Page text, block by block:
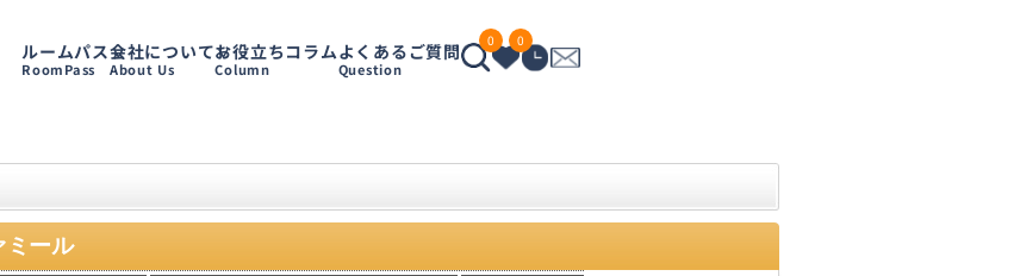
ルームパス
RoomPass
会社について
About Us
お役立ちコラム
Column
よくあるご質問
Question
0 0
ミール